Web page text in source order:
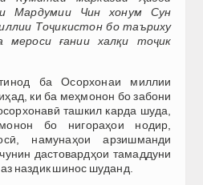
Мардумии Чин хонум Сун
Тоҷикистон бо таъриху
мероси ғании халқи тоҷик
ба Осорхонаи миллии
ки ба меҳмонон бо забони
ташкил карда шуда,
бо нигораҳои нодир,
намунаҳои арзишманди
дастовардҳои тамаддуни
наздик шинос шуданд.